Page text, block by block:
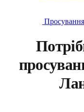
Просування